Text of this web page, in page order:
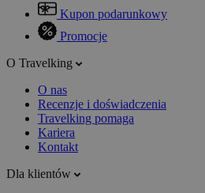
Kupon podarunkowy
Promocje
O Travelking
O nas
Recenzje i doświadczenia
Travelking pomaga
Kariera
Kontakt
Dla klientów